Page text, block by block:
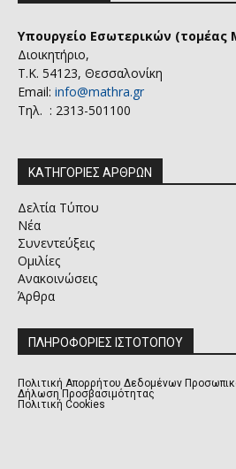
Υπουργείο Εσωτερικών (τομέας
Διοικητήριο,
Τ.Κ. 54123, Θεσσαλονίκη
Email: info@mathra.gr
Τηλ. : 2313-501100
ΚΑΤΗΓΟΡΙΕΣ ΑΡΘΡΩΝ
Δελτία Τύπου
Νέα
Συνεντεύξεις
Ομιλίες
Ανακοινώσεις
Άρθρα
ΠΛΗΡΟΦΟΡΙΕΣ ΙΣΤΟΤΟΠΟΥ
Πολιτική Απορρήτου Δεδομένων
Δήλωση Προσβασιμότητας
Πολιτική Cookies